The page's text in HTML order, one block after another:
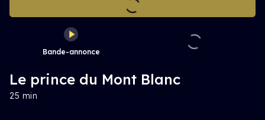
Bande-annonce
Le prince du Mont Blanc
25 min